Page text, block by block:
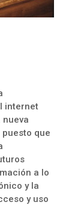
internet
que
a lo
y la
y uso